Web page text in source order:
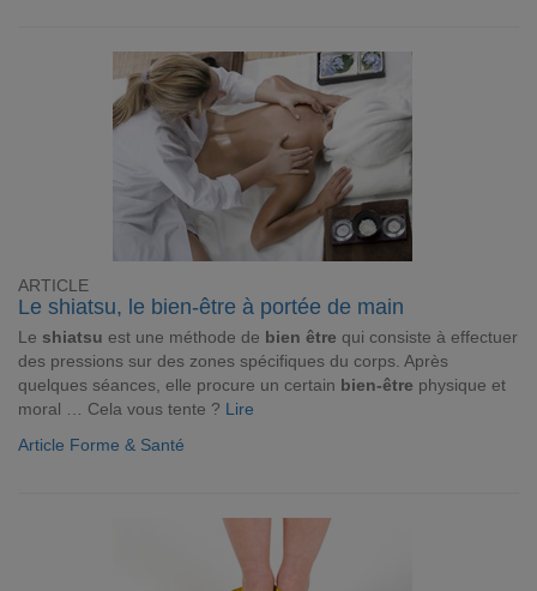
ARTICLE
Le shiatsu, le bien-être à portée de main
Le shiatsu est une méthode de bien être qui consiste à effectuer
des pressions sur des zones spécifiques du corps. Après
quelques séances, elle procure un certain bien-être physique et
moral … Cela vous tente ? Lire
Article Forme & Santé